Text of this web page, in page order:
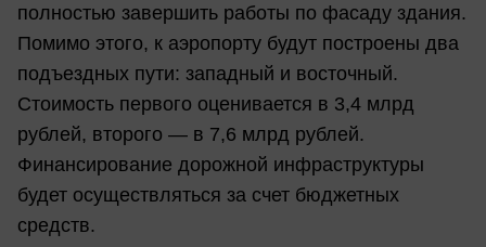
полностью завершить работы по фасаду здания.
Помимо этого, к аэропорту будут построены два
подъездных пути: западный и восточный.
Стоимость первого оценивается в 3,4 млрд
рублей, второго — в 7,6 млрд рублей.
Финансирование дорожной инфраструктуры
будет осуществляться за счет бюджетных
средств.